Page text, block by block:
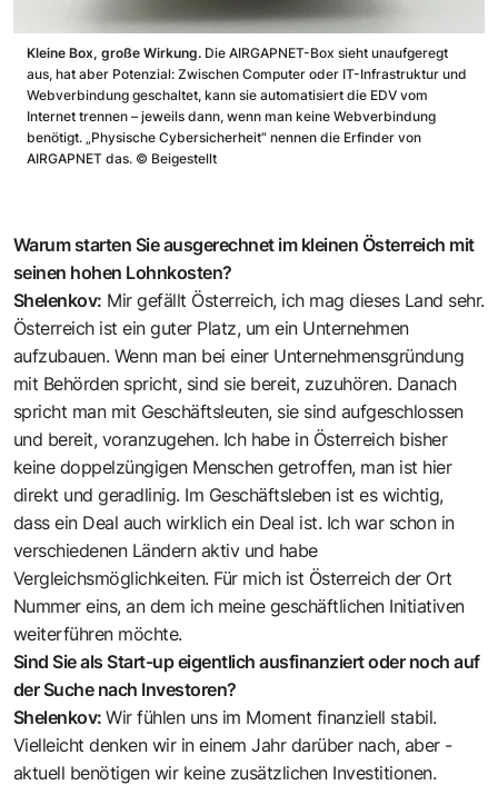
Kleine Box, große Wirkung. Die AIRGAPNET-Box sieht unaufgeregt
aus, hat aber Potenzial: Zwischen Computer oder IT-Infrastruktur und
Webverbindung geschaltet, kann sie automatisiert die EDV vom
Internet trennen – jeweils dann, wenn man keine Webverbindung
benötigt. „Physische Cybersicherheit“ nennen die Erfinder von
AIRGAPNET das. © Beigestellt
Warum starten Sie ausgerechnet im kleinen Österreich mit
seinen hohen Lohnkosten?
Shelenkov: Mir gefällt Österreich, ich mag dieses Land sehr.
Österreich ist ein guter Platz, um ein Unternehmen
aufzubauen. Wenn man bei einer Unternehmensgründung
mit Behörden spricht, sind sie bereit, zuzuhören. Danach
spricht man mit Geschäftsleuten, sie sind aufgeschlossen
und bereit, voranzugehen. Ich habe in Österreich bisher
keine doppelzüngigen Menschen ­getroffen, man ist hier
direkt und geradlinig. Im Geschäftsleben ist es wichtig,
dass ein Deal auch wirklich ein Deal ist. Ich war schon in
verschiedenen Ländern aktiv und habe
Vergleichsmöglichkeiten. Für mich ist Österreich der Ort
Nummer eins, an dem ich meine geschäftlichen Initiativen
weiterführen möchte.
Sind Sie als Start-up eigentlich ­aus­finanziert oder noch auf
der ­Suche nach Investoren?
Shelenkov:Wir fühlen uns im Moment finanziell stabil.
Vielleicht denken wir in einem Jahr darüber nach, aber ­
aktuell benötigen wir keine zusätzlichen Investitionen.